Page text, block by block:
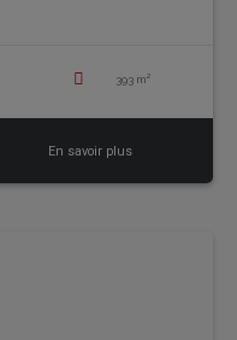
393 m²
En savoir plus